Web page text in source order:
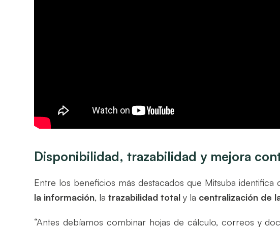
Disponibilidad, trazabilidad y mejora
Entre los beneficios más destacados que Mitsuba identifica
la información, latrazabilidad total y la centralización de
“Antes debíamos combinar hojas de cálculo, correos y